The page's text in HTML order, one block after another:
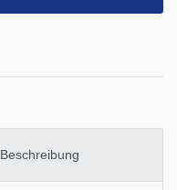
Beschreibung